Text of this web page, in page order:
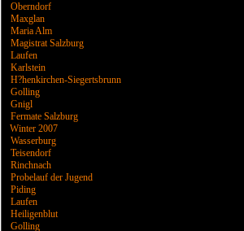
Oberndorf
Maxglan
Maria Alm
Magistrat Salzburg
Laufen
Karlstein
H?henkirchen-Siegertsbrunn
Golling
Gnigl
Fermate Salzburg
Winter 2007
Wasserburg
Teisendorf
Rinchnach
Probelauf der Jugend
Piding
Laufen
Heiligenblut
Golling